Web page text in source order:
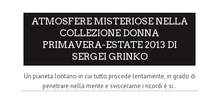
ATMOSFERE MISTERIOSE NELLA
COLLEZIONE DONNA
PRIMAVERA-ESTATE 2013 DI
SERGEI GRINKO
Un pianeta lontano in cui tutto procede lentamente, in grado di
penetrare nella mente e sviscerarne i ricordi è si..